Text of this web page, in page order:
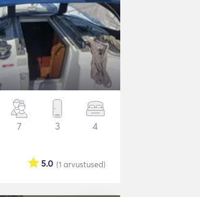
7 3 4
(1 arvustused)
5.0